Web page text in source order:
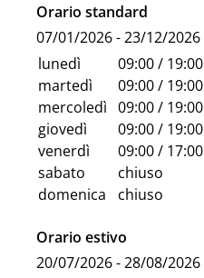
Orario standard
07/01/2026 - 23/12/2026
lunedì
09:00 / 19:00
martedì
09:00 / 19:00
mercoledì 09:00 / 19:00
giovedì
09:00 / 19:00
venerdì
09:00 / 17:00
sabato
chiuso
domenica
chiuso
Orario estivo
20/07/2026 - 28/08/2026